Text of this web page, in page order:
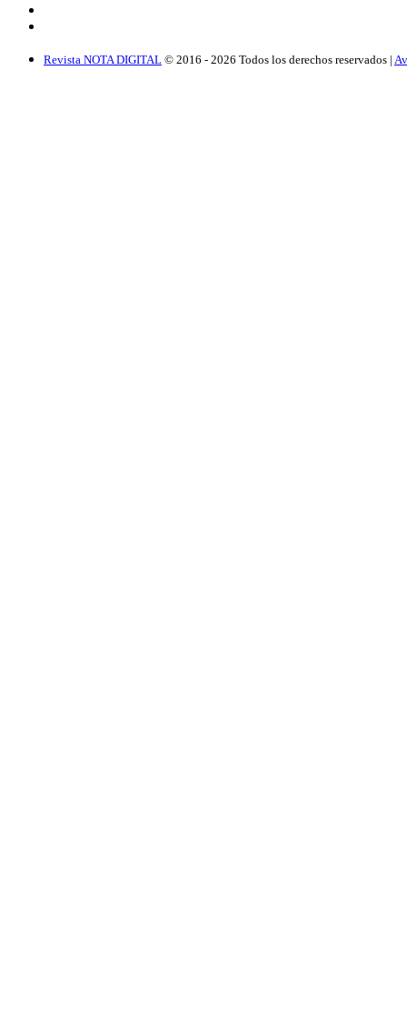
Revista NOTA DIGITAL © 2016 - 2026 Todos los derechos reservados |